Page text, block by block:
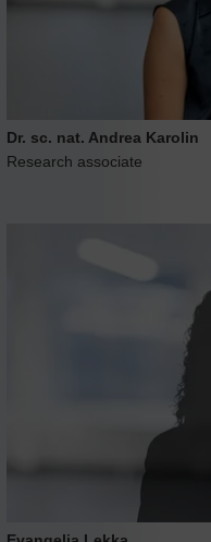
Dr. sc. nat. Andrea Karolin
Research associate